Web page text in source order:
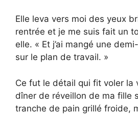
Elle leva vers moi des yeux
rentrée et je me suis fait un
elle. « Et j’ai mangé une
sur le plan de travail. »
Ce fut le détail qui fit voler la
dîner de réveillon de ma fille
tranche de pain grillé froide,